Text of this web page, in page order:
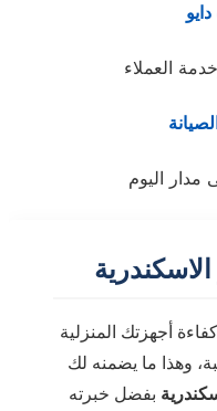
العملاء
أجهزتك المنزلية
وهذا ما يضمنه لك
بفضل خبرته